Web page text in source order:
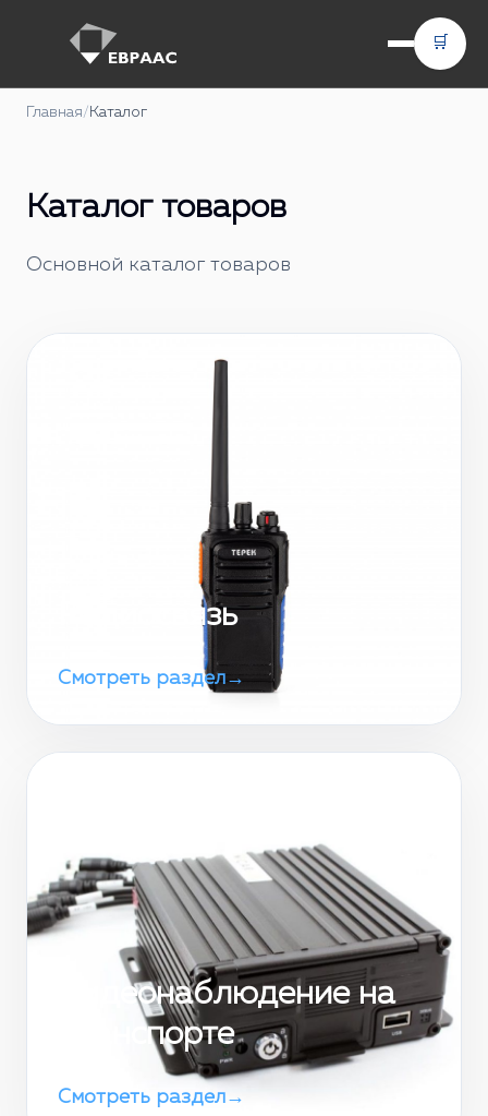
🛒
Главная/ Каталог
Каталог товаров
Основной каталог товаров
Радиосвязь
Смотреть раздел→
Видеонаблюдение на
транспорте
Смотреть раздел→